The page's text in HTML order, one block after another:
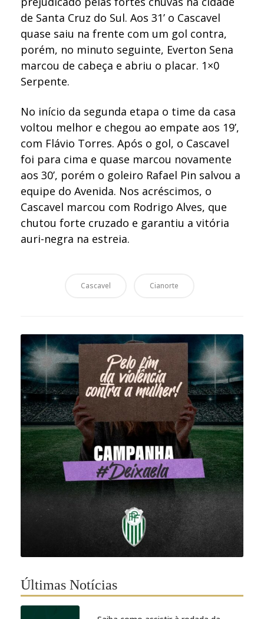
de Santa Cruz do Sul. Aos 31’ o Cascavel
quase saiu na frente com um gol contra,
porém, no minuto seguinte, Everton Sena
marcou de cabeça e abriu o placar. 1×0
Serpente.
No início da segunda etapa o time da casa
voltou melhor e chegou ao empate aos 19’,
com Flávio Torres. Após o gol, o Cascavel
foi para cima e quase marcou novamente
aos 30’, porém o goleiro Rafael Pin salvou a
equipe do Avenida. Nos acréscimos, o
Cascavel marcou com Rodrigo Alves, que
chutou forte cruzado e garantiu a vitória
auri-negra na estreia.
Cascavel Cianorte
Últimas Notícias